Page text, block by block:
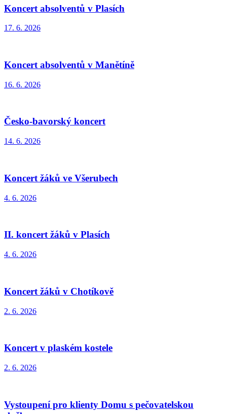
Koncert absolventů v Plasích
17. 6. 2026
Koncert absolventů v Manětíně
16. 6. 2026
Česko-bavorský koncert
14. 6. 2026
Koncert žáků ve Všerubech
4. 6. 2026
II. koncert žáků v Plasích
4. 6. 2026
Koncert žáků v Chotíkově
2. 6. 2026
Koncert v plaském kostele
2. 6. 2026
Vystoupení pro klienty Domu s pečovatelskou